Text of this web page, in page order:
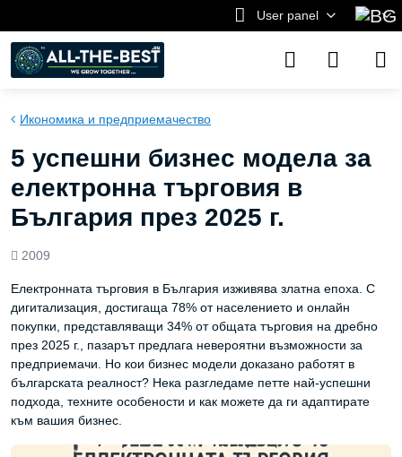
User panel
Икономика и предприемачество
5 успешни бизнес модела за
електронна търговия в
България през 2025 г.
Views
2009
Електронната търговия в България изживява златна епоха. С
дигитализация, достигаща 78% от населението и онлайн
покупки, представляващи 34% от общата търговия на дребно
през 2025 г., пазарът предлага невероятни възможности за
предприемачи. Но кои бизнес модели доказано работят в
българската реалност? Нека разгледаме петте най-успешни
подхода, техните особености и как можете да ги адаптирате
към вашия бизнес.